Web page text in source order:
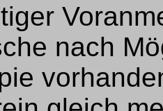
nach